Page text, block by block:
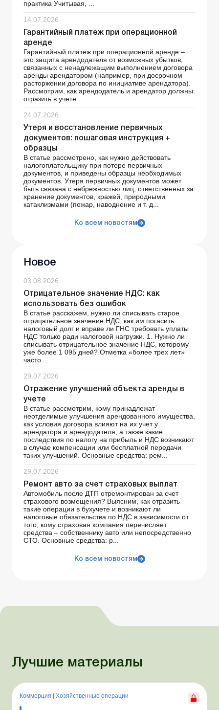
практика Учитывая, ...
14.07.2026
Гарантийный платеж при операционной
аренде
Гарантийный платеж при операционной аренде –
это защита арендодателя от возможных убытков,
связанных с ненадлежащим выполнением договора
аренды арендатором (например, при досрочном
расторжении договора по инициативе арендатора).
Рассмотрим, как арендодатель и арендатор должны
отразить в учете ...
24.07.2026
Утеря и восстановление первичных
документов: пошаговая инструкция +
образцы
В статье рассмотрено, как нужно действовать
налогоплательщику при потере первичных
документов, и приведены образцы необходимых
документов. Утеря первичных документов может
быть связана с небрежностью лиц, ответственных за
хранение документов, кражей, природными
катаклизмами (пожар, наводнение и т. д...
Ко всем новостям
Новое
03.08.2026
Отрицательное значение НДС: как
использовать без ошибок
В статье расскажем, нужно ли списывать старое
отрицательное значение НДС, как им погасить
налоговый долг и вправе ли ГНС требовать уплаты
НДС только ради налоговой нагрузки. 1. Нужно ли
списывать отрицательное значение НДС, которому
уже более 1 095 дней? Отметка «более трех лет»
часто ...
29.07.2026
Отражение улучшений объекта аренды в
учете
В статье рассмотрим, кому принадлежат
неотделимые улучшения арендованного имущества,
как условия договора влияют на их учет у
арендатора и арендодателя, а также какие
последствия по налогу на прибыль и НДС возникают
в случае компенсации или бесплатной передачи
таких улучшений. Основные средства: рем...
29.07.2026
Ремонт авто за счет страховых выплат
Автомобиль после ДТП отремонтирован за счет
страхового возмещения? Выясним, как отразить
такие операции в бухучете и возникают ли
налоговые обязательства по НДС в зависимости от
того, кому страховая компания перечисляет
средства – собственнику авто или непосредственно
СТО. Основные средства: р...
Ко всем новостям
Лучшие материалы
Коммерция Хозяйственные операции